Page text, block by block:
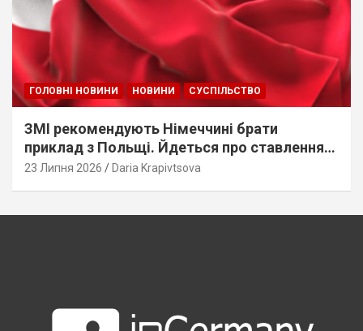
ГОЛОВНІ НОВИНИ НОВИНИ СУСПІЛЬСТВО
ЗМІ рекомендують Німеччині брати
приклад з Польщі. Йдеться про ставлення
до українців
23 Липня 2026 Daria Krapivtsova